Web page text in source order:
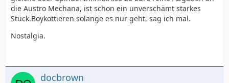
die Austro Mechana, ist schon ein unverschämt starkes
Stück.Boykottieren solange es nur geht, sag ich mal.
Nostalgia.
docbrown